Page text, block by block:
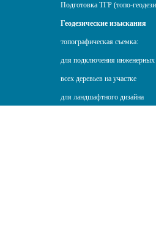
Подготовка ТГР (топо-
Геодезические изыскания
топографическая съемка:
для подключения инженерных
всех деревьев на участке
для ландшафтного дизайна